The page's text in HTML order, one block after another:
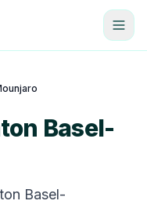
Basel-
Basel-